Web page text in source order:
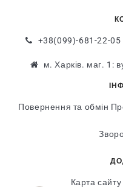
+38(099)-681-22-05
м. Харків. маг. 1:
Повернення та обмін
Карта сайту